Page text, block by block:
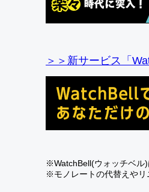
＞＞新サービス「
※WatchBell(ウォッチベル
※モノレートの代替えやリ